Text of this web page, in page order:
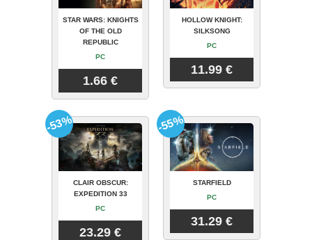
STAR WARS: KNIGHTS
OF THE OLD
REPUBLIC
PC
1.66 €
HOLLOW KNIGHT:
SILKSONG
PC
11.99 €
CLAIR OBSCUR:
EXPEDITION 33
PC
23.29 €
-53%
STARFIELD
PC
31.29 €
-55%